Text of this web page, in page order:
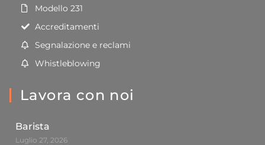
Modello 231
Accreditamenti
Segnalazione e reclami
Whistleblowing
Lavora con noi
Barista
Luglio 27, 2026